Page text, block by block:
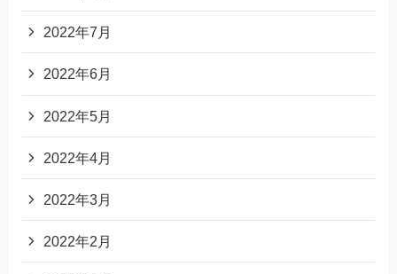
2022年7月
2022年6月
2022年5月
2022年4月
2022年3月
2022年2月